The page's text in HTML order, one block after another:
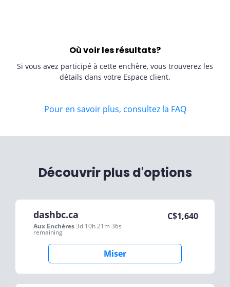
Où voir les résultats?
Si vous avez participé à cette enchère, vous trouverez les
détails dans votre Espace client.
Pour en savoir plus, consultez la FAQ
Découvrir plus d'options
dashbc.ca
Aux Enchères3d 10h 21m 36s
remaining
C$1,640
Miser